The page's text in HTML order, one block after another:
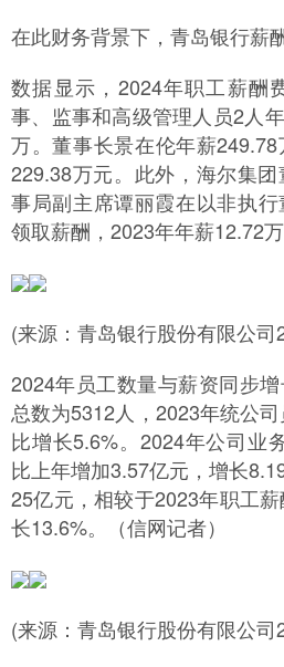
在此财务背景下，青岛银行薪
数据显示，2024年职工薪酬
事、监事和高级管理人员2人
万。董事长景在伦年薪
229.38万元。此外，海尔集
事局副主席谭丽霞在以非执
领取薪酬，2023年年薪12.72万
(来源：青岛银行股份有限公司
2024年员工数量与薪资同步
总数为5312人，2023年统公
比增长5.6%。2024年公司业
比上年增加3.57亿元，增长
25亿元，相较于2023年职工
长13.6%。（信网记者）
(来源：青岛银行股份有限公司